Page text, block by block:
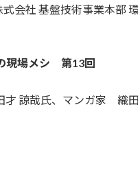
式会社 基盤技術事業本
現場メシ 第13回
諒哉氏、マンガ家 織